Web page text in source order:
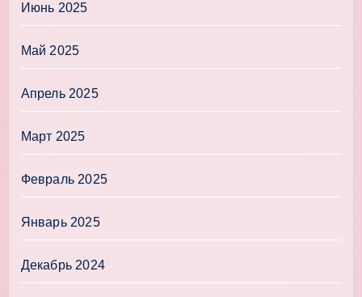
Июнь 2025
Май 2025
Апрель 2025
Март 2025
Февраль 2025
Январь 2025
Декабрь 2024